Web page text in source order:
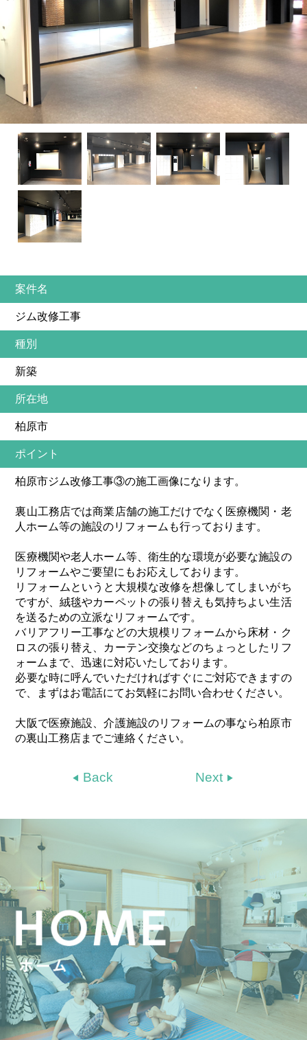
案件名
ジム改修工事
種別
新築
所在地
柏原市
ポイント
柏原市ジム改修工事③の施工画像になります。
裏山工務店では商業店舗の施工だけでなく医療機関・老
人ホーム等の施設のリフォームも行っております。
医療機関や老人ホーム等、衛生的な環境が必要な施設の
リフォームやご要望にもお応えしております。
リフォームというと大規模な改修を想像してしまいがち
ですが、絨毯やカーペットの張り替えも気持ちよい生活
を送るための立派なリフォームです。
バリアフリー工事などの大規模リフォームから床材・ク
ロスの張り替え、カーテン交換などのちょっとしたリフ
ォームまで、迅速に対応いたしております。
必要な時に呼んでいただければすぐにご対応できますの
で、まずはお電話にてお気軽にお問い合わせください。
大阪で医療施設、介護施設のリフォームの事なら柏原市
の裏山工務店までご連絡ください。
Back Next